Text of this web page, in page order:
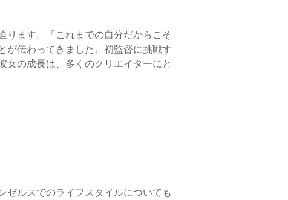
ります。「これまでの自分だからこそ
が伝わってきました。初監督に挑戦す
女の成長は、多くのクリエイターにと
ゼルスでのライフスタイルについても